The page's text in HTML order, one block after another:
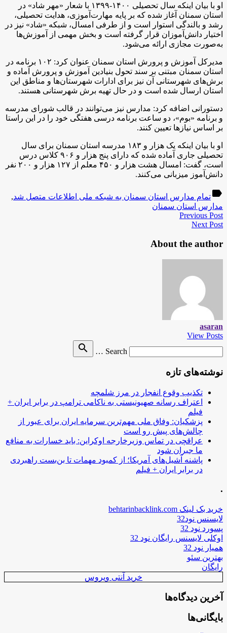
او با بیان اینکه سال تحصیلی ۱۴۰۰-۱۳۹۹ با شعار «مهر شاد» در
استان سمنان آغاز شده که بر پایه مهارت‌آموزی، هدایت تحصیلی،
رشد و بالندگی استوار است و از طرفی امسال، شبکه «شاد» نیز در
اختیار دانش‌آموزان قرار گرفته است و بخش مهمی از آموزش‌ها
به‌صورت مجازی ارائه می‌شود.
مدیرکل آموزش و پرورش استان سمنان عنوان کرد: ۱۰۲ برنامه در
استان سمنان مبتنی بر سند تحول بنیادین آموزش و پرورش آماده و
برش‌های شهرستانی آن نیز برای ادارات شهرستان‌ها و مناطق این
استان ارسال شده است و در حال تهیه برش شهرستانی هستند.
دستورانی اضافه کرد: مدارس نیز می‌توانند در قالب شورای مدرسه
و برنامه «بوم»، دو ساعت برنامه درسی هفتگی خود را در این راستا
بر اساس نیازها تعیین کنند.
او با بیان اینکه یک هزار و ۱۸۳ مدرسه استان سمنان برای سال
تحصیلی جاری آماده شده که دارای پنج هزار و ۹۰۶ کلاس درس
است، گفت: امسال هشت هزار و ۴۵۰ معلم از ۱۲۷ هزار و ۲۰۰ نفر
دانش‌آموز میزبانی می‌کنند.
labelتمام مدارس استان سمنان به شبکه ملی اطلاعات متصل شد,
مدارس استان سمنان
Previous Post
Next Post
About the author
asaran
View Posts
Search …
search
نوشته‌های تازه
تکذیب وقوع انفجار در مرز شلمچه
اعتراف رسانه صهیونیستی به ناکامی ترامپ در برابر ایران +
فیلم
پزشکیان: وفاق ملی مهم‌ترین سرمایه ایران برای عبور از
چالش‌های پیش رو است
عراقچی در تماس وزیرخارجه اوکراین: باید خسارات به منافع
ما جبران شود
پاشنه آشیل‌های آمریکا؛ از کمبود مهمات تا بن‌بست راهبردی
در برابر ایران + فیلم
.
خرید بک لینک behtarinbacklink.com
لایسنس نود32
پسورد نود 32
اوکلی لایسنس رایگان نود 32
همیار نود 32
بهترین سئو
رایگان
خرید آنتی ویروس
آخرین دیدگاه‌ها
بایگانی‌ها